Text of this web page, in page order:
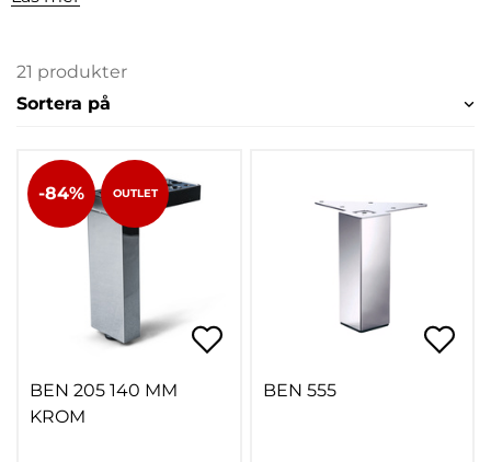
är berikade med smarta detaljer som gör dem mer
21 produkter
Sortera på
-84% OUTLET
BEN 205 140 MM
KROM
BEN 555